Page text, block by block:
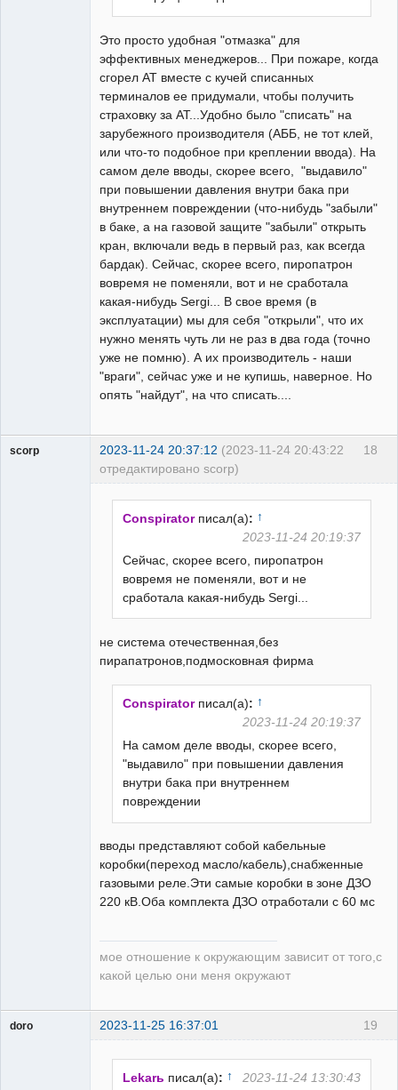
Это просто удобная "отмазка" для
эффективных менеджеров... При пожаре, когда
сгорел АТ вместе с кучей списанных
терминалов ее придумали, чтобы получить
страховку за АТ...Удобно было "списать" на
зарубежного производителя (АББ, не тот клей,
или что-то подобное при креплении ввода). На
самом деле вводы, скорее всего, "выдавило"
при повышении давления внутри бака при
внутреннем повреждении (что-нибудь "забыли"
в баке, а на газовой защите "забыли" открыть
кран, включали ведь в первый раз, как всегда
бардак). Сейчас, скорее всего, пиропатрон
вовремя не поменяли, вот и не сработала
какая-нибудь Sergi... В свое время (в
эксплуатации) мы для себя "открыли", что их
нужно менять чуть ли не раз в два года (точно
уже не помню). А их производитель - наши
"враги", сейчас уже и не купишь, наверное. Но
опять "найдут", на что списать....
18
scorp 2023-11-24 20:37:12 (2023-11-24 20:43:22
отредактировано scorp)
Conspirator писал(а): ↑
2023-11-24 20:19:37
Сейчас, скорее всего, пиропатрон
вовремя не поменяли, вот и не
сработала какая-нибудь Sergi...
не система отечественная,без
пирапатронов,подмосковная фирма
Conspirator писал(а): ↑
2023-11-24 20:19:37
На самом деле вводы, скорее всего,
"выдавило" при повышении давления
внутри бака при внутреннем
повреждении
вводы представляют собой кабельные
коробки(переход масло/кабель),снабженные
газовыми реле.Эти самые коробки в зоне ДЗО
220 кВ.Оба комплекта ДЗО отработали с 60 мс
мое отношение к окружающим зависит от того,с
какой целью они меня окружают
19
doro 2023-11-25 16:37:01
Lekarь писал(а): ↑
2023-11-24 13:30:43